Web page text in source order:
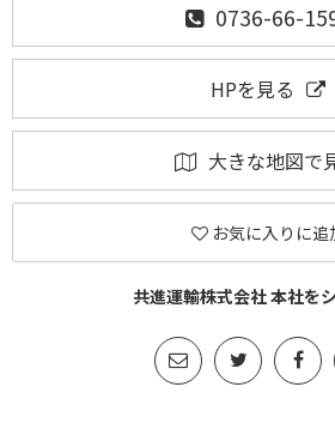
0736-66-
HPを見る
大きな地図で
お気に入りに追
共進運輸株式会社 本社を